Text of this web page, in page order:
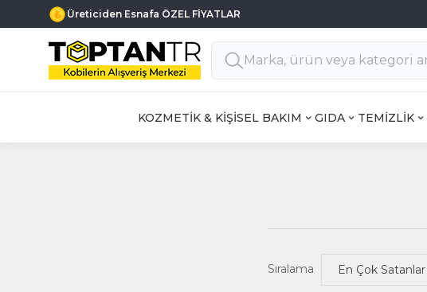
Üreticiden Esnafa ÖZEL FİYATLAR
KOZMETİK & KİŞİSEL BAKIM GIDA TEMİZLİK
Sıralama